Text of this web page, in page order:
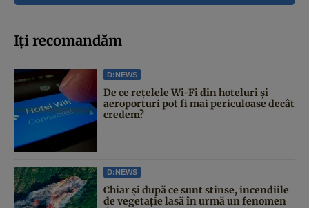
Iți recomandăm
D:NEWS
De ce rețelele Wi-Fi din hoteluri și
aeroporturi pot fi mai periculoase decât
credem?
D:NEWS
Chiar și după ce sunt stinse, incendiile
de vegetație lasă în urmă un fenomen